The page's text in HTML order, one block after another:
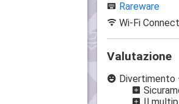
Rareware
Wi-Fi
Valutazione
Divertimento